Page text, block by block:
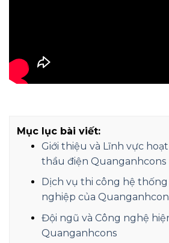
Mục lục bài viết:
Giới thiệu và Lĩnh vực
thầu điện Quanganhcons
Dịch vụ thi công hệ
nghiệp của
Đội ngũ và Công nghệ
Quanganhcons